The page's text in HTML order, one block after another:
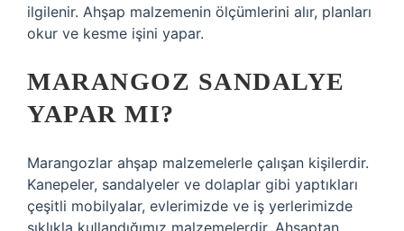
ilgilenir. Ahşap malzemenin ölçümlerini alır, planları
okur ve kesme işini yapar.
MARANGOZ SANDALYE
YAPAR MI?
Marangozlar ahşap malzemelerle çalışan kişilerdir.
Kanepeler, sandalyeler ve dolaplar gibi yaptıkları
çeşitli mobilyalar, evlerimizde ve iş yerlerimizde
sıklıkla kullandığımız malzemelerdir. Ahşaptan